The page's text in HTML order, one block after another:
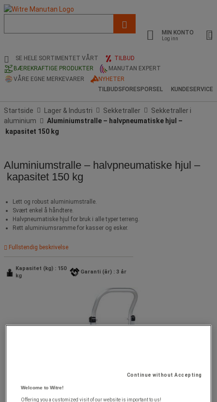
og
søkehistorikk
MIN KONTO
Log inn
SE HELE SORTIMENTET VÅRT
TILBUD
BÆREKRAFTIGE PRODUKTER
MANUTAN EXPERT
VÅRE EGNE MERKEVARER
NYHETER
TILBUDSFORESPORSEL
KUNDESERVICE
Startside Lager & Industri Sekketraller
Sekketraller i
aluminium
Aluminiumstralle – halvpneumatiske hjul –
kapasitet 150 kg
Aluminiumstralle – halvpneumatiske hjul –
kapasitet 150 kg
Lett og robust aluminiumstralle.
Svært enkel å håndtere.
Halvpneumatiske hjul for bruk i alle typer terreng.
Rett aluminiumsramme for kasser og esker.
Fullstendig beskrivelse
Kapasitet (kg) : 150
kg
Garanti (år) : 3 år
Continue without Accepting
Welcome to Witre!
Offering you a customized visit of our website is important to us!